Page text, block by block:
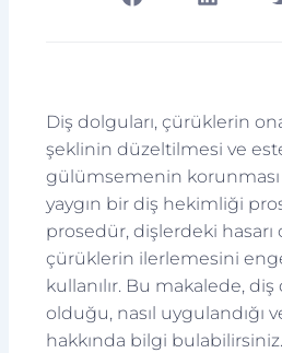
Diş dolguları, çürüklerin
şeklinin düzeltilmesi ve
gülümsemenin korunması
yaygın bir diş hekimliği
prosedür, dişlerdeki hasarı
çürüklerin ilerlemesini
kullanılır. Bu makalede, diş
olduğu, nasıl uygulandığı
hakkında bilgi bulabilirsiniz.